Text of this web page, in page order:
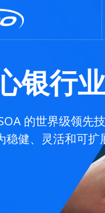
银行
的世界级领先
稳健、灵活和可扩